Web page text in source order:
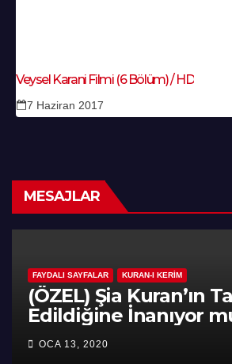
Veysel Karani Filmi (6 Bölüm) / HD
7 Haziran 2017
MESAJLAR
FAYDALI SAYFALAR KURAN-I KERIM
(ÖZEL) Şia Kuran’ın
Edildiğine İnanıyor
OCA 13, 2020